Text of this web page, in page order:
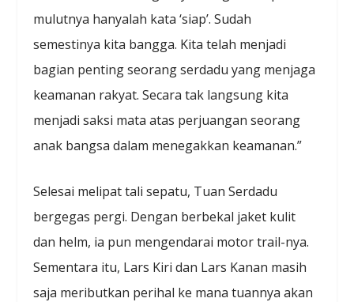
mulutnya hanyalah kata ‘siap’. Sudah
semestinya kita bangga. Kita telah menjadi
bagian penting seorang serdadu yang menjaga
keamanan rakyat. Secara tak langsung kita
menjadi saksi mata atas perjuangan seorang
anak bangsa dalam menegakkan keamanan.”
Selesai melipat tali sepatu, Tuan Serdadu
bergegas pergi. Dengan berbekal jaket kulit
dan helm, ia pun mengendarai motor trail-nya.
Sementara itu, Lars Kiri dan Lars Kanan masih
saja meributkan perihal ke mana tuannya akan